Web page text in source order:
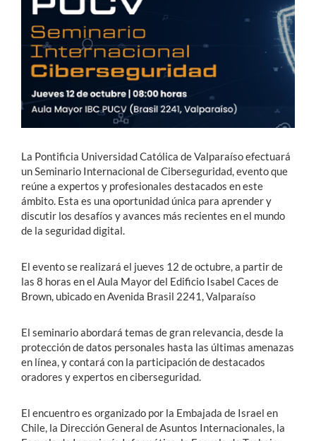
English
La Pontificia Universidad Católica de Valparaíso efectuará
un Seminario Internacional de Ciberseguridad, evento que
reúne a expertos y profesionales destacados en este
ámbito. Esta es una oportunidad única para aprender y
discutir los desafíos y avances más recientes en el mundo
de la seguridad digital.
El evento se realizará el jueves 12 de octubre, a partir de
las 8 horas en el Aula Mayor del Edificio Isabel Caces de
Brown, ubicado en Avenida Brasil 2241, Valparaíso
El seminario abordará temas de gran relevancia, desde la
protección de datos personales hasta las últimas amenazas
en línea, y contará con la participación de destacados
oradores y expertos en ciberseguridad.
El encuentro es organizado por la Embajada de Israel en
Chile, la Dirección General de Asuntos Internacionales, la